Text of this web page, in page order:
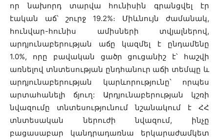
որ նախորդ տարվա հունիսին գրանցվել էր
էական աճ՝ շուրջ 19.2%։ Միևնույն ժամանակ,
հունվար-հունիս ամիսների տվյալներով,
արդյունաբերության աճը կազմել է ընդամենը
1.0%, որը բավական ցածր ցուցանիշ է՝ հաշվի
առնելով տնտեսության ընդհանուր աճի տեմպը և
արդյունաբերության կարևորությունը՝ որպես
արտահանելի ճյուղ: Արդյունաբերության կշռի
նվազումը տնտեսությունում նշանակում է ՀՀ
տնտեսական ներուժի նվազում, ինչը
բացասաբար կանդրադառնա երկարաժամկետ